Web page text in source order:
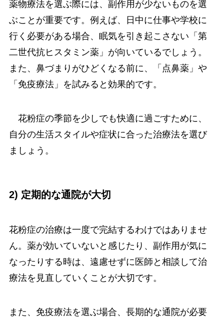
薬物療法を選ぶ際には、副作用が少ないものを選
ぶことが重要です。例えば、日中に仕事や学校に
行く必要がある場合、眠気を引き起こさない「第
二世代抗ヒスタミン薬」が向いているでしょう。
また、鼻づまりがひどくなる前に、「点鼻薬」や
「免疫療法」を試みると効果的です。
花粉症の季節を少しでも快適に過ごすために、
自分の生活スタイルや症状に合った治療法を選び
ましょう。
2) 定期的な通院が大切
花粉症の治療は一度で完結するわけではありませ
ん。薬が効いていないと感じたり、副作用が気に
なったりする時は、遠慮せずに医師と相談して治
療法を見直していくことが大切です。
また、免疫療法を選ぶ場合、長期的な通院が必要